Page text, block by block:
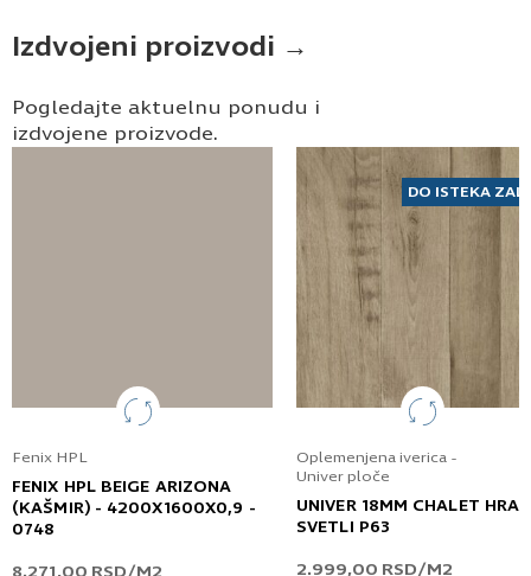
Izdvojeni proizvodi →
Pogledajte aktuelnu ponudu i
izdvojene proizvode.
Fenix HPL
FENIX HPL BEIGE ARIZONA
(KAŠMIR) - 4200X1600X0,9 -
0748
DO ISTEKA
Oplemenjena iverica -
Univer ploče
UNIVER 18MM CHALET
SVETLI P63
2.999,00 RSD/M2